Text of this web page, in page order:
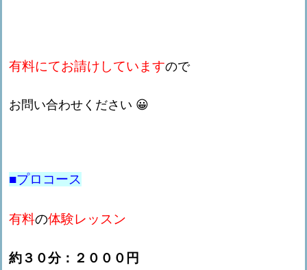
有料にてお請けしていますので
お問い合わせください 😀
■プロコース
有料の体験レッスン
約３０分：２０００円